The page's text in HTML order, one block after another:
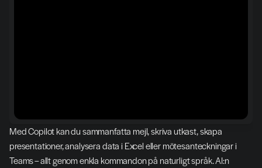
Med Copilot kan du sammanfatta mejl, skriva utkast, skapa
presentationer, analysera data i Excel eller mötesanteckningar i
Teams – allt genom enkla kommandon på naturligt språk. AI:n